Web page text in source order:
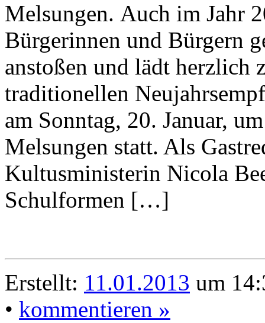
Melsungen. Auch im Jahr
Bürgerinnen und Bürgern
anstoßen und lädt herzlich
traditionellen
am Sonntag, 20. Januar,
Melsungen statt. Als
Kultusministerin Nicola
Schulformen […]
Erstellt: 11.01.2013 um
• kommentieren »